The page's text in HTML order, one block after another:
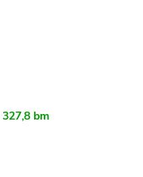
327,8 bm